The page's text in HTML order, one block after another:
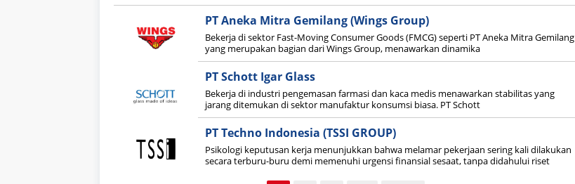
PT Aneka Mitra Gemilang (Wings Group)
Bekerja di sektor Fast-Moving Consumer Goods (FMCG) seperti PT Aneka Mitra Gemilang
yang merupakan bagian dari Wings Group, menawarkan dinamika
PT Schott Igar Glass
Bekerja di industri pengemasan farmasi dan kaca medis menawarkan stabilitas yang
jarang ditemukan di sektor manufaktur konsumsi biasa. PT Schott
PT Techno Indonesia (TSSI GROUP)
Psikologi keputusan kerja menunjukkan bahwa melamar pekerjaan sering kali dilakukan
secara terburu-buru demi memenuhi urgensi finansial sesaat, tanpa didahului riset